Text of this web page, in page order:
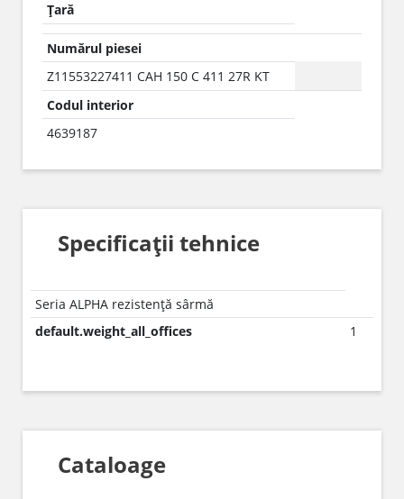
Țară
Numărul piesei
Z11553227411 CAH 150 C 411 27R KT
Codul interior
4639187
Specificații tehnice
Seria ALPHA rezistență sârmă
default.weight_all_offices
1
Cataloage